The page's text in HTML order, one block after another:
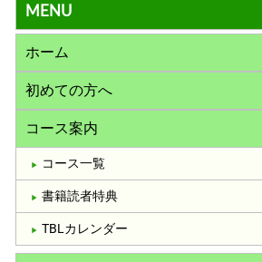
MENU
ホーム
初めての方へ
コース案内
コース一覧
書籍読者特典
TBLカレンダー